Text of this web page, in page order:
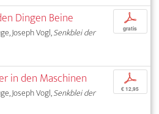
Dingen Beine
Joseph Vogl,Senkblei der
p
gratis
in den Maschinen
Joseph Vogl,Senkblei der
p
€ 12,95